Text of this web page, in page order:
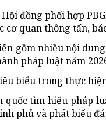
đồng phối hợp
cơ quan thông tấn,
gồm nhiều nội
pháp luật năm
biểu trong thực
tìm hiểu pháp
phủ và phát biểu